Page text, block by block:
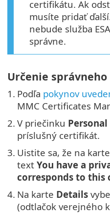
certifikátu. Ak
musíte pridať
nebude služba
správne.
Určenie
1. Podľa pokynov
MMC Certificates
2. V priečinku Personal
príslušný certifikát.
3. Uistite sa, že na karte
text You have a
corresponds to this
4. Na karte Details
(odtlačok verejného